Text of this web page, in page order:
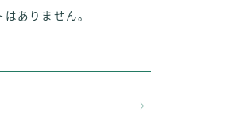
ありません。